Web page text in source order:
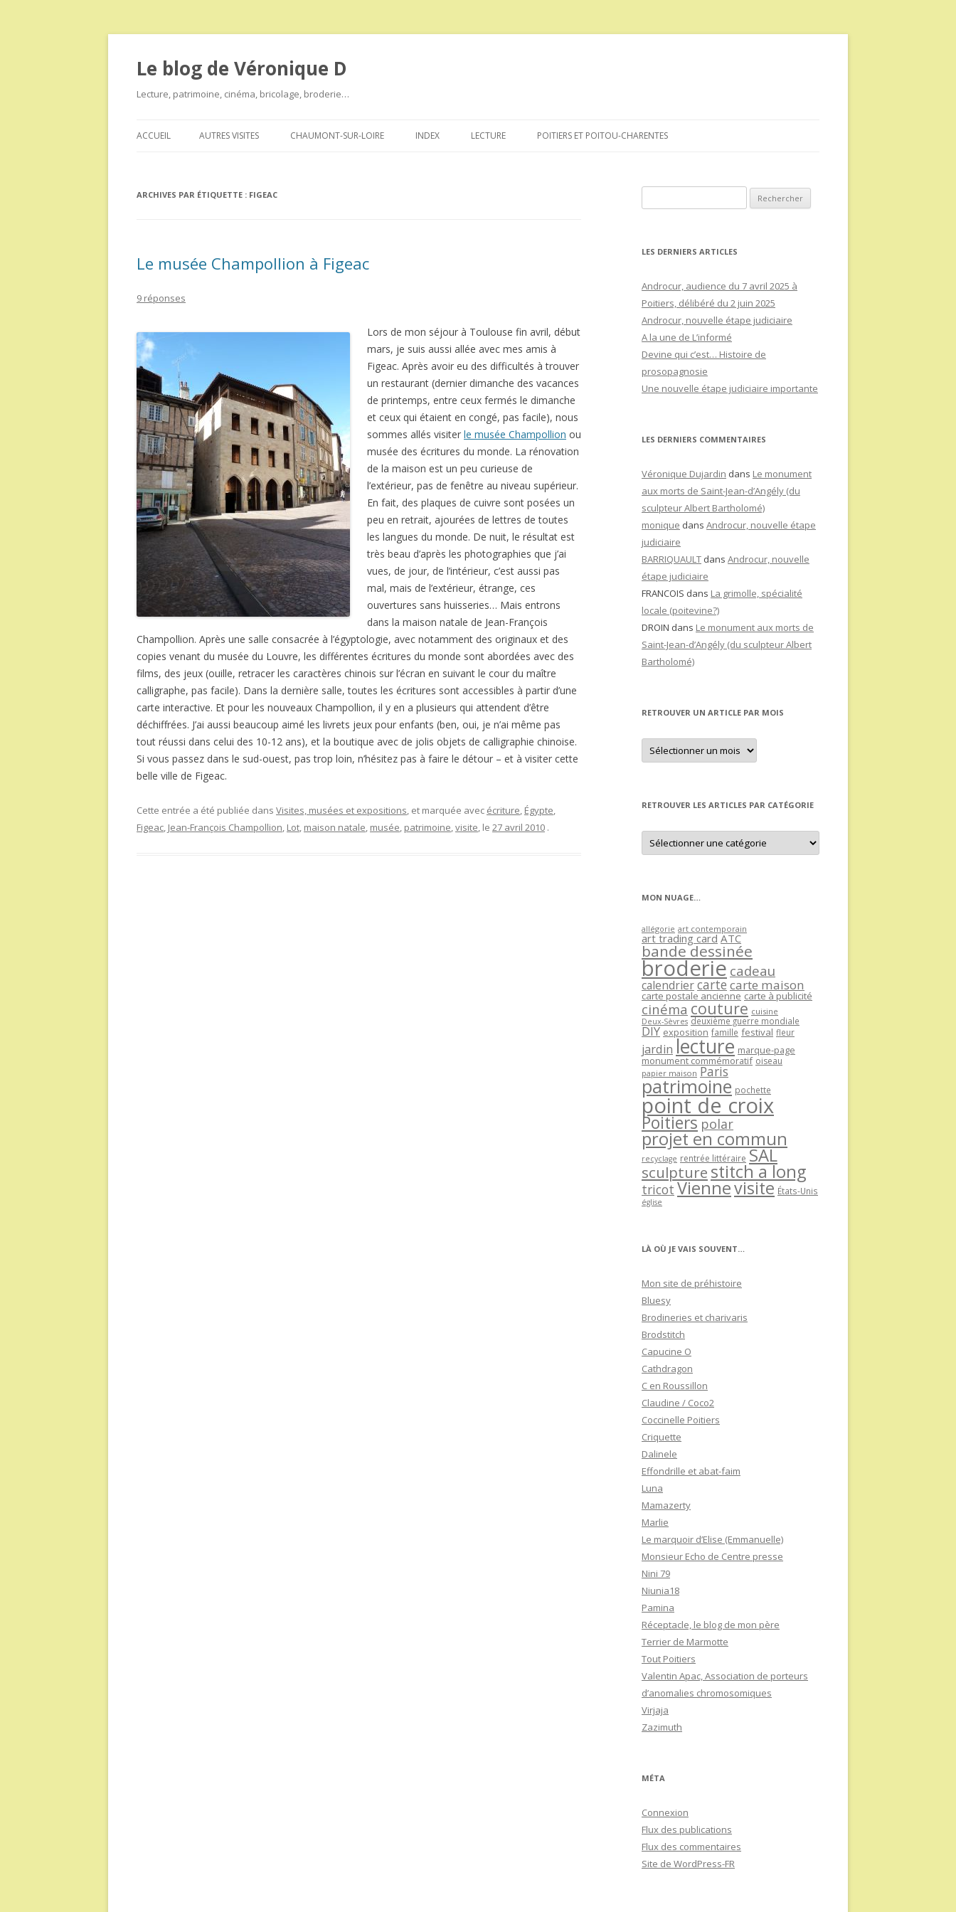
Le blog de Véronique D
Lecture, patrimoine, cinéma, bricolage, broderie…
au
ACCUEIL AUTRES VISITES CHAUMONT-SUR-LOIRE INDEX LECTURE POITIERS ET POITOU-CHARENTES
ARCHIVES PAR ÉTIQUETTE : FIGEAC
Le musée Champollion à Figeac
9 réponses
Lors de mon séjour à Toulouse fin avril, début
mars, je suis aussi allée avec mes amis à
Figeac. Après avoir eu des difficultés à trouver
un restaurant (dernier dimanche des vacances
de printemps, entre ceux fermés le dimanche
et ceux qui étaient en congé, pas facile), nous
sommes allés visiter le musée Champollion ou
musée des écritures du monde. La rénovation
de la maison est un peu curieuse de
l’extérieur, pas de fenêtre au niveau supérieur.
En fait, des plaques de cuivre sont posées un
peu en retrait, ajourées de lettres de toutes
les langues du monde. De nuit, le résultat est
très beau d’après les photographies que j’ai
vues, de jour, de l’intérieur, c’est aussi pas
mal, mais de l’extérieur, étrange, ces
ouvertures sans huisseries… Mais entrons
dans la maison natale de Jean-François
Champollion. Après une salle consacrée à l’égyptologie, avec notamment des originaux et des
copies venant du musée du Louvre, les différentes écritures du monde sont abordées avec des
films, des jeux (ouille, retracer les caractères chinois sur l’écran en suivant le cour du maître
calligraphe, pas facile). Dans la dernière salle, toutes les écritures sont accessibles à partir d’une
carte interactive. Et pour les nouveaux Champollion, il y en a plusieurs qui attendent d’être
déchiffrées. J’ai aussi beaucoup aimé les livrets jeux pour enfants (ben, oui, je n’ai même pas
tout réussi dans celui des 10-12 ans), et la boutique avec de jolis objets de calligraphie chinoise.
Si vous passez dans le sud-ouest, pas trop loin, n’hésitez pas à faire le détour – et à visiter cette
belle ville de Figeac.
Cette entrée a été publiée dans Visites, musées et expositions, et marquée avec écriture, Égypte,
Figeac, Jean-François Champollion, Lot, maison natale, musée, patrimoine,visite, le 27 avril 2010 .
LES DERNIERS ARTICLES
Androcur, audience du 7 avril 2025 à
Poitiers, délibéré du 2 juin 2025
Androcur, nouvelle étape judiciaire
A la une de L’informé
Devine qui c’est… Histoire de
prosopagnosie
Une nouvelle étape judiciaire importante
LES DERNIERS COMMENTAIRES
Véronique Dujardin dans Le monument
aux morts de Saint-Jean-d’Angély (du
sculpteur Albert Bartholomé)
monique dans Androcur, nouvelle étape
judiciaire
BARRIQUAULT dans Androcur, nouvelle
étape judiciaire
FRANCOIS dans La grimolle, spécialité
locale (poitevine?)
DROIN dans Le monument aux morts de
Saint-Jean-d’Angély (du sculpteur Albert
Bartholomé)
RETROUVER UN ARTICLE PAR MOIS
Retrouver
un
article
RETROUVER LES ARTICLES PAR CATÉGORIE
Retrouver
les
articles
MON NUAGE…
allégorie art contemporain
art trading card ATC
bande dessinée
broderie cadeau
calendriercartecarte maison
carte postale ancienne carte à publicité
cinéma couture cuisine
Deux-Sèvres deuxième guerre mondiale
DIY exposition famille festival fleur
jardin lecture marque-page
monument commémoratif oiseau
papier maison Paris
patrimoine pochette
point de croix
Poitiers polar
projet en commun
recyclage rentrée littéraire SAL
sculpture stitch a long
tricot Viennevisite États-Unis
église
LÀ OÙ JE VAIS SOUVENT…
Mon site de préhistoire
Bluesy
Brodineries et charivaris
Brodstitch
Capucine O
Cathdragon
C en Roussillon
Claudine / Coco2
Coccinelle Poitiers
Criquette
Dalinele
Effondrille et abat-faim
Luna
Mamazerty
Marlie
Le marquoir d’Elise (Emmanuelle)
Monsieur Echo de Centre presse
Nini 79
Niunia18
Pamina
Réceptacle, le blog de mon père
Terrier de Marmotte
Tout Poitiers
Valentin Apac, Association de porteurs
d’anomalies chromosomiques
Virjaja
Zazimuth
MÉTA
Connexion
Flux des publications
Flux des commentaires
Site de WordPress-FR